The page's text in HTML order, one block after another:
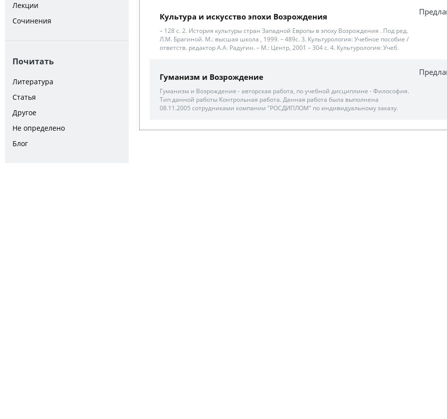
Лекции
Сочинения
Почитать
Литература
Статья
Другое
Не определено
Блог
Культура и искусство эпохи Возрождения
– 128 с. 2. История культуры стран Западной Европы в эпоху Возрождения . Под ред.
Л.М. Брагиной. М.: высшая школа , 1999. – 489с. 3. Культурология: Учебное пособие /
ответств. редактор А.А. Радугин. – М.: Центр, 2001 – 304 с. 4. Культурология: Учеб.
Гуманизм и Возрождение
Гуманизм и Возрождение - авторская работа, по учебной дисциплине - Философия.
Тип данной работы Контрольная работа. Данная работа была выполнена
08.11.2005 сотрудниками компании "РОСДИПЛОМ" по индивидуальному заказу.